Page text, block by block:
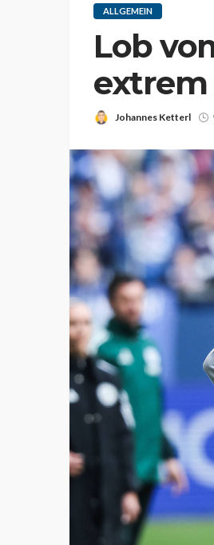
ALLGEMEIN
Lob
Johannes Ketterl